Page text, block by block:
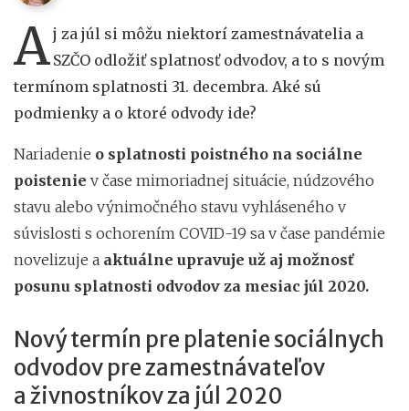
Aj za júl si môžu niektorí zamestnávatelia a
SZČO odložiť splatnosť odvodov, a to s novým
termínom splatnosti 31. decembra. Aké sú
podmienky a o ktoré odvody ide?
Nariadenie o splatnosti poistného na sociálne
poistenie v čase mimoriadnej situácie, núdzového
stavu alebo výnimočného stavu vyhláseného v
súvislosti s ochorením COVID-19 sa v čase pandémie
novelizuje a aktuálne upravuje už aj možnosť
posunu splatnosti odvodov za mesiac júl 2020.
Nový termín pre platenie sociálnych
odvodov pre zamestnávateľov
a živnostníkov za júl 2020